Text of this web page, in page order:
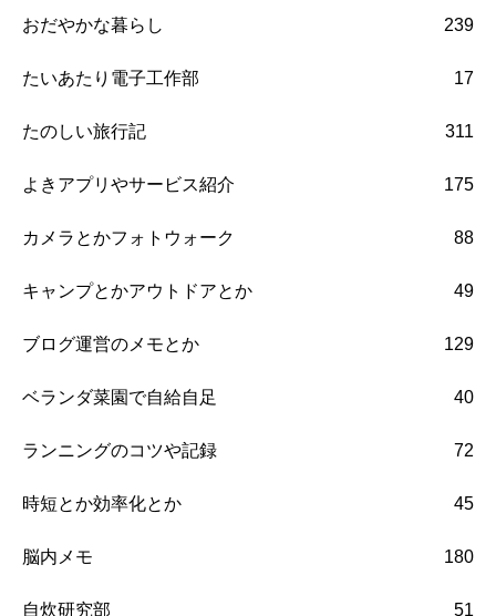
おだやかな暮らし 239
たいあたり電子工作部 17
たのしい旅行記 311
よきアプリやサービス紹介 175
カメラとかフォトウォーク 88
キャンプとかアウトドアとか 49
ブログ運営のメモとか 129
ベランダ菜園で自給自足 40
ランニングのコツや記録 72
時短とか効率化とか 45
脳内メモ 180
自炊研究部 51